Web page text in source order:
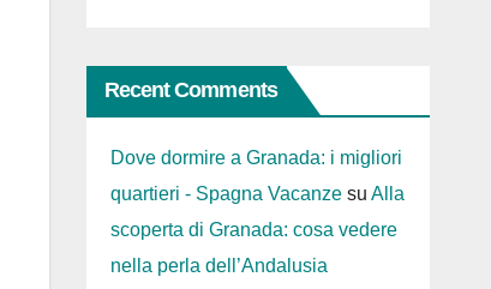
Recent Comments
Dove dormire a Granada: i migliori
quartieri - Spagna Vacanzesu Alla
scoperta di Granada: cosa vedere
nella perla dell’Andalusia